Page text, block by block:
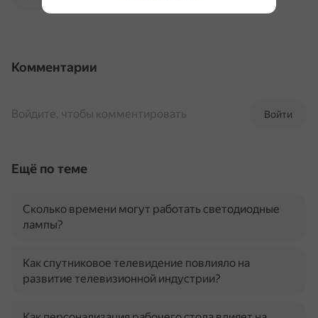
Комментарии
Войти
Войдите, чтобы комментировать
Ещё по теме
Сколько времени могут работать светодиодные
лампы?
Как спутниковое телевидение повлияло на
развитие телевизионной индустрии?